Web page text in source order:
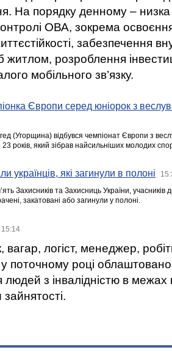
На порядку денному –
ОВА, зокрема освоєння
забезпечення
житлом, розроблення
мобільного зв’язку.
Європи серед юніорок з
(Угорщина) відбувся чемпіонат Європи з
років, який зібрав найсильніших молодих
українців, які загинули в полоні
Захисників та Захисниць України,
закатовані або загинули у полоні.
15:14
вагар, логіст, менеджер,
поточному році
людей з інвалідністю в межах